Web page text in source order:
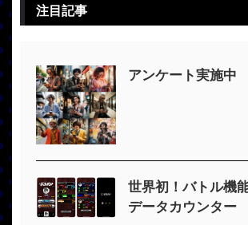
注目記事
アンケート実施中
世界初！バトル機
データカウンター